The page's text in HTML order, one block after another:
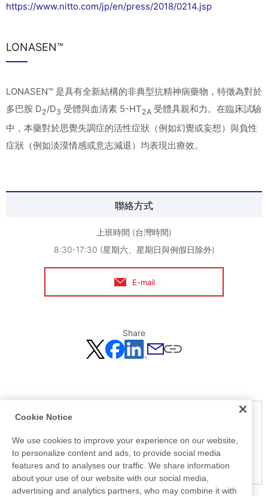
https://www.nitto.com/jp/en/press/2018/0214.jsp
LONASEN™
LONASEN™ 是具有全新結構的非典型抗精神病藥物，特徵為對於
多巴胺 D2/D3 受體與血清素 5-HT2A 受體具親和力。在臨床試驗
中，本藥對於思覺失調症的活性症狀（例如幻覺或妄想）與負性
症狀（例如淡漠情感或意志減退）均表現出療效。
聯絡方式
上班時間 (台灣時間)
8:30-17:30 (星期六、星期日與例假日除外)
E-mail
Share
Notice
may be different from the information at other medias.
Please be forewarned.
Cookie Notice
We use cookies to improve your experience on our website,
to personalize content and ads, to provide social media
features and to analyses our traffic. We share information
about your use of our website with our social media,
advertising and analytics partners, who may combine it with